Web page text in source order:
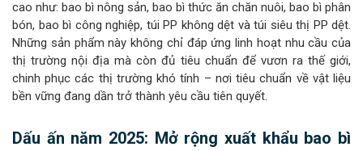
cao như: bao bì nông sản, bao bì thức ăn chăn nuôi, bao bì phân
bón, bao bì công nghiệp, túi PP không dệt và túi siêu thị PP dệt.
Những sản phẩm này không chỉ đáp ứng linh hoạt nhu cầu của
thị trường nội địa mà còn đủ tiêu chuẩn để vươn ra thế giới,
chinh phục các thị trường khó tính – nơi tiêu chuẩn về vật liệu
bền vững đang dần trở thành yêu cầu tiên quyết.
Dấu ấn năm 2025: Mở rộng xuất khẩu bao bì